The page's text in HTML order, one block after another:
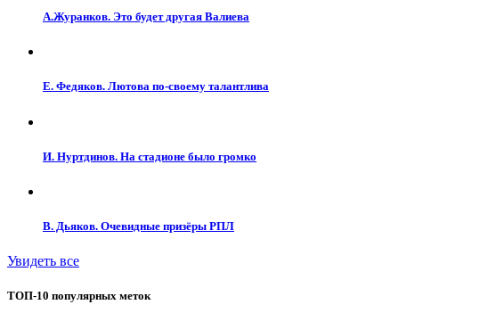
А.Журанков. Это будет другая Валиева
Е. Федяков. Лютова по-своему талантлива
И. Нуртдинов. На стадионе было громко
В. Дьяков. Очевидные призёры РПЛ
Увидеть все
ТОП-10 популярных меток